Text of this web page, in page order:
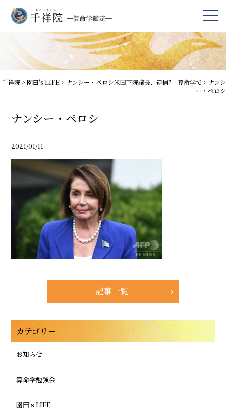
千祥院> 園田's LIFE> ナンシー・ペロシ米国下院議長、逮捕? 算命学で> ナンシ
ー・ペロシ
ナンシー・ペロシ
2021/01/11
記事一覧
カテゴリー
お知らせ
算命学勉強会
園田's LIFE